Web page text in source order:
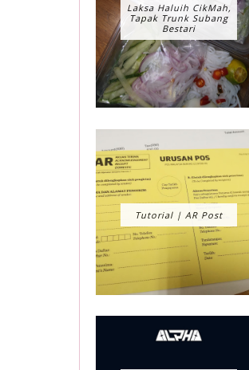
Laksa Haluih CikMah,
Tapak Trunk Subang
Bestari
Tutorial | AR Post